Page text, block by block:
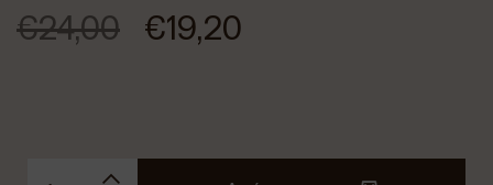
€24,00 €19,20